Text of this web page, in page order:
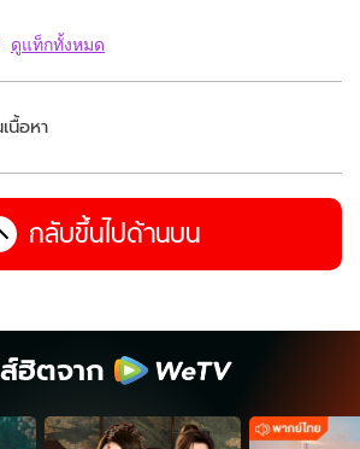
ดูแท็กทั้งหมด
นื้อหา
กลับขึ้นไปด้านบน
ฮิตจาก